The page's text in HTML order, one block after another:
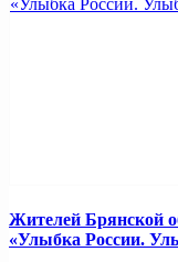
Жителей Брянской
«Улыбка России.